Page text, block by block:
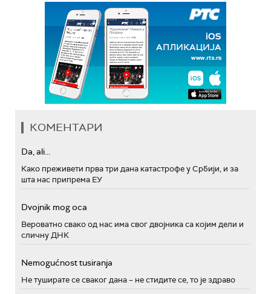
КОМЕНТАРИ
Da, ali...
Како преживети прва три дана катастрофе у Србији, и за
шта нас припрема ЕУ
Dvojnik mog oca
Вероватно свако од нас има свог двојника са којим дели и
сличну ДНК
Nemogućnost tusiranja
Не туширате се сваког дана – не стидите се, то је здраво